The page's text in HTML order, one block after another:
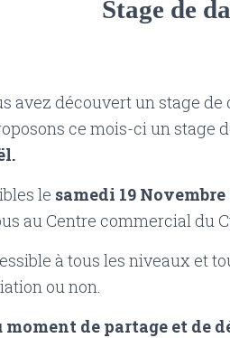
Stage de
avez découvert un stage
ce mois-ci un stage
le samedi 19 Novembre
au Centre commercial du
à tous les niveaux et
ou non.
moment de partage et de